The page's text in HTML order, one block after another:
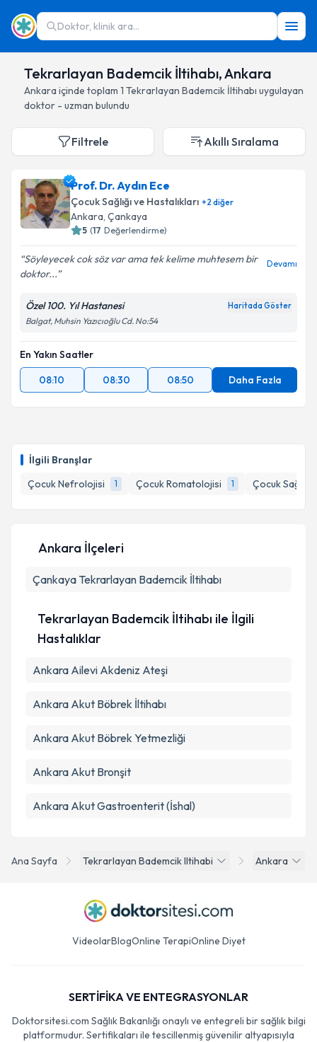
Doktor, klinik ara...
Tekrarlayan Bademcik İltihabı, Ankara
Ankara içinde toplam 1 Tekrarlayan Bademcik İltihabı uygulayan
doktor - uzman bulundu
İlgili Branşlar
Çocuk Nefrolojisi
1 Çocuk Romatolojisi 1 Çocuk Sağlığı
Filtrele Akıllı Sıralama
Prof. Dr. Aydın Ece
Çocuk Sağlığı ve Hastalıkları +2 diğer
Ankara, Çankaya
5 (17 Değerlendirme)
Söyleyecek cok söz var ama tek kelime muhtesem bir
doktor...
Devamı
Özel 100. Yıl Hastanesi Haritada Göster
Balgat, Muhsin Yazıcıoğlu Cd. No:54
En Yakın Saatler
08:10
08:30 08:50 Daha Fazla
Ana Sayfa Tekrarlayan Bademcik Iltihabi Ankara
Ankara İlçeleri
Çankaya Tekrarlayan Bademcik İltihabı
Tekrarlayan Bademcik İltihabı ile İlgili
Hastalıklar
Ankara Ailevi Akdeniz Ateşi
Ankara Akut Böbrek İltihabı
Ankara Akut Böbrek Yetmezliği
Ankara Akut Bronşit
Ankara Akut Gastroenterit (İshal)
VideolarBlogOnline TerapiOnline Diyet
SERTİFİKA VE ENTEGRASYONLAR
Doktorsitesi.com Sağlık Bakanlığı onaylı ve entegreli bir sağlık bilgi
platformudur. Sertifikaları ile tescillenmiş güvenilir altyapısıyla